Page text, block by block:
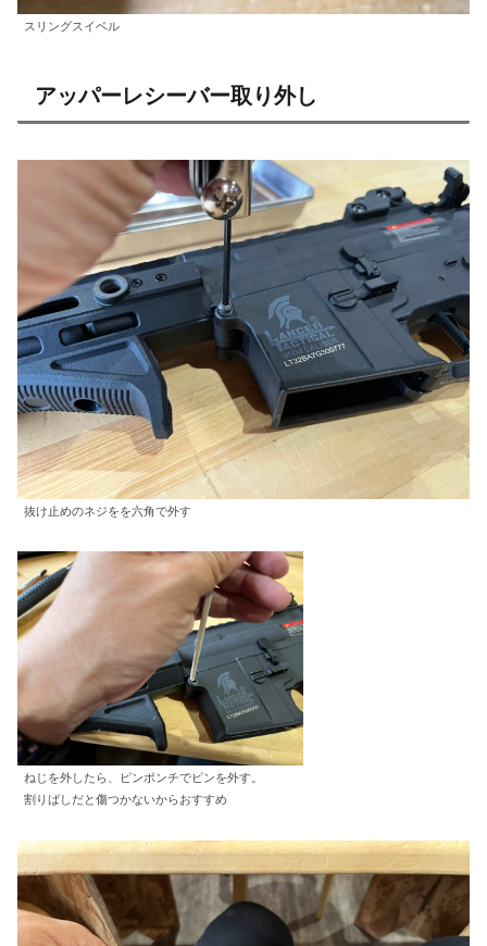
スリングスイベル
アッパーレシーバー取り外し
抜け止めのネジをを六角で外す
ねじを外したら、ピンポンチでピンを外す。
割りばしだと傷つかないからおすすめ